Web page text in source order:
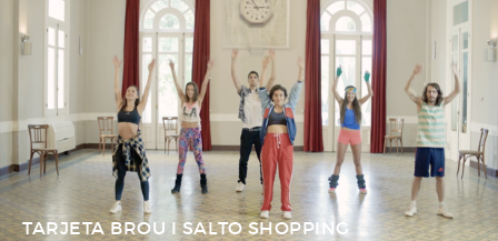
TARJETA BROU I SALTO SHOPPING